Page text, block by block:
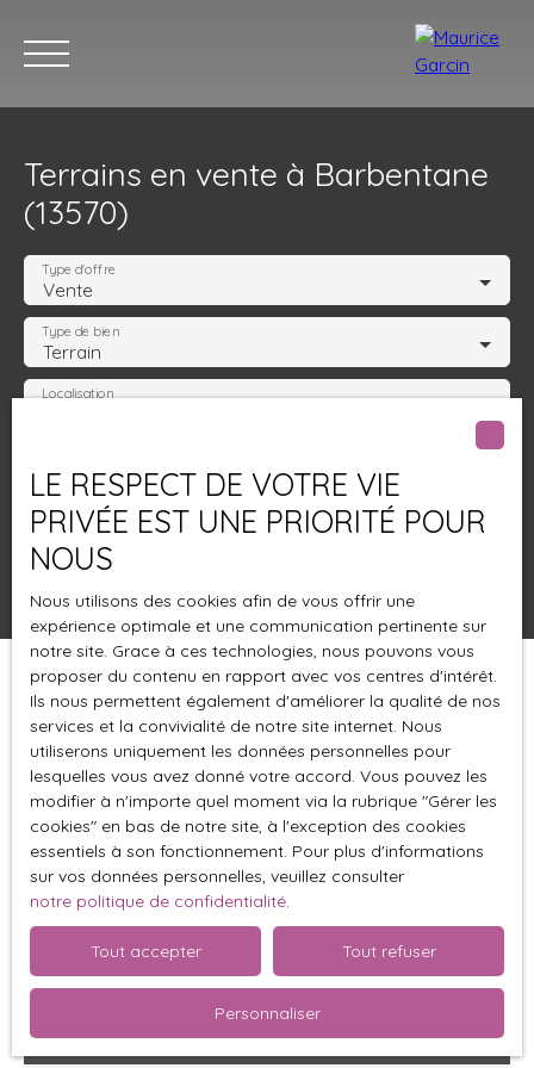
Nos annonces Nos
Terrains en vente à Barbentane
(13570)
Vente
Type d'offre
Terrain
Type de bien
Localisation
Surface min (m²)
Rechercher
Pertinence
Trier par Créer une alerte
LE RESPECT DE VOTRE VIE
PRIVÉE EST UNE PRIORITÉ POUR
NOUS
Nous utilisons des cookies afin de vous offrir une
expérience optimale et une communication pertinente sur
notre site. Grace à ces technologies, nous pouvons vous
proposer du contenu en rapport avec vos centres d'intérêt.
Ils nous permettent également d'améliorer la qualité de nos
services et la convivialité de notre site internet. Nous
utiliserons uniquement les données personnelles pour
lesquelles vous avez donné votre accord. Vous pouvez les
modifier à n'importe quel moment via la rubrique ″Gérer les
cookies″ en bas de notre site, à l'exception des cookies
essentiels à son fonctionnement. Pour plus d'informations
sur vos données personnelles, veuillez consulter
notre politique de confidentialité.
Tout accepter Tout refuser
Personnaliser